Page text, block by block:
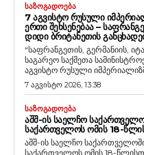
ᲡᲐᲖᲝᲒᲐᲓᲝᲔᲑᲐ
7 ᲐᲒᲕᲘᲡᲢᲝ ᲠᲣᲡᲣᲚᲘ
ᲔᲠᲗᲘ ᲨᲔᲮᲡᲔᲜᲔᲑᲐᲐ –
ᲓᲘᲓᲘ ᲑᲠᲘᲢᲐᲜᲔᲗᲘᲡ
“საფრანგეთის, გერმანიის,
საგარეო საქმეთა
აგვისტო რუსული
7 აგვისტო 2026, 13:38
ᲡᲐᲖᲝᲒᲐᲓᲝᲔᲑᲐ
ᲐᲨᲨ-ᲘᲡ ᲡᲐᲔᲚᲩᲝ
ᲡᲐᲥᲐᲠᲗᲕᲔᲚᲝᲡ ᲝᲛᲘᲡ 18-
აშშ-ის საელჩო
საქართველოს ომის 18-წლისთავს